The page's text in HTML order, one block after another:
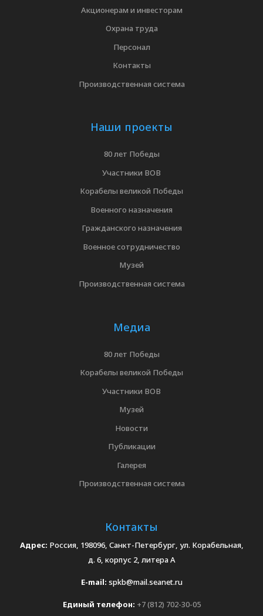
Акционерам и инвесторам
Охрана труда
Персонал
Контакты
Производственная система
Наши проекты
80 лет Победы
Участники ВОВ
Корабелы великой Победы
Военного назначения
Гражданского назначения
Военное сотрудничество
Музей
Производственная система
Медиа
80 лет Победы
Корабелы великой Победы
Участники ВОВ
Музей
Новости
Публикации
Галерея
Производственная система
Контакты
Адрес: Россия, 198096, Санкт-Петербург, ул. Корабельная,
д. 6, корпус 2, литера А
E-mail: spkb@mail.seanet.ru
Единый телефон: +7 (812) 702-30-05